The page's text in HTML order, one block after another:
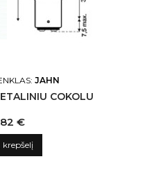
JAHN
COKOLU
€
krepšelį